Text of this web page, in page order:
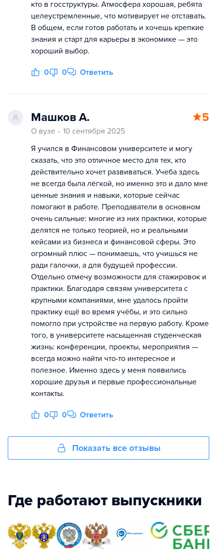
кто в госструктуры. Атмосфера хорошая, ребята
целеустремленные, что мотивирует не отставать.
В общем, если готов работать и хочешь крепкие
знания и старт для карьеры в экономике — это
хороший выбор.
0 0 Ответить
Машков А. 5
О вузе
10 сентября 2025
Я учился в Финансовом университете и могу
сказать, что это отличное место для тех, кто
действительно хочет развиваться. Учеба здесь
не всегда была лёгкой, но именно это и дало мне
ценные знания и навыки, которые сейчас
помогают в работе. Преподаватели в основном
очень сильные: многие из них практики, которые
делятся не только теорией, но и реальными
кейсами из бизнеса и финансовой сферы. Это
огромный плюс — понимаешь, что учишься не
ради галочки, а для будущей профессии.
Отдельно отмечу возможности для стажировок и
практики. Благодаря связям университета с
крупными компаниями, мне удалось пройти
практику ещё во время учёбы, и это сильно
помогло при устройстве на первую работу. Кроме
того, в университете насыщенная студенческая
жизнь: конференции, проекты, мероприятия —
всегда можно найти что-то интересное и
полезное. Именно здесь у меня появились
хорошие друзья и первые профессиональные
контакты.
0 0 Ответить
Показать все отзывы
Где работают выпускники